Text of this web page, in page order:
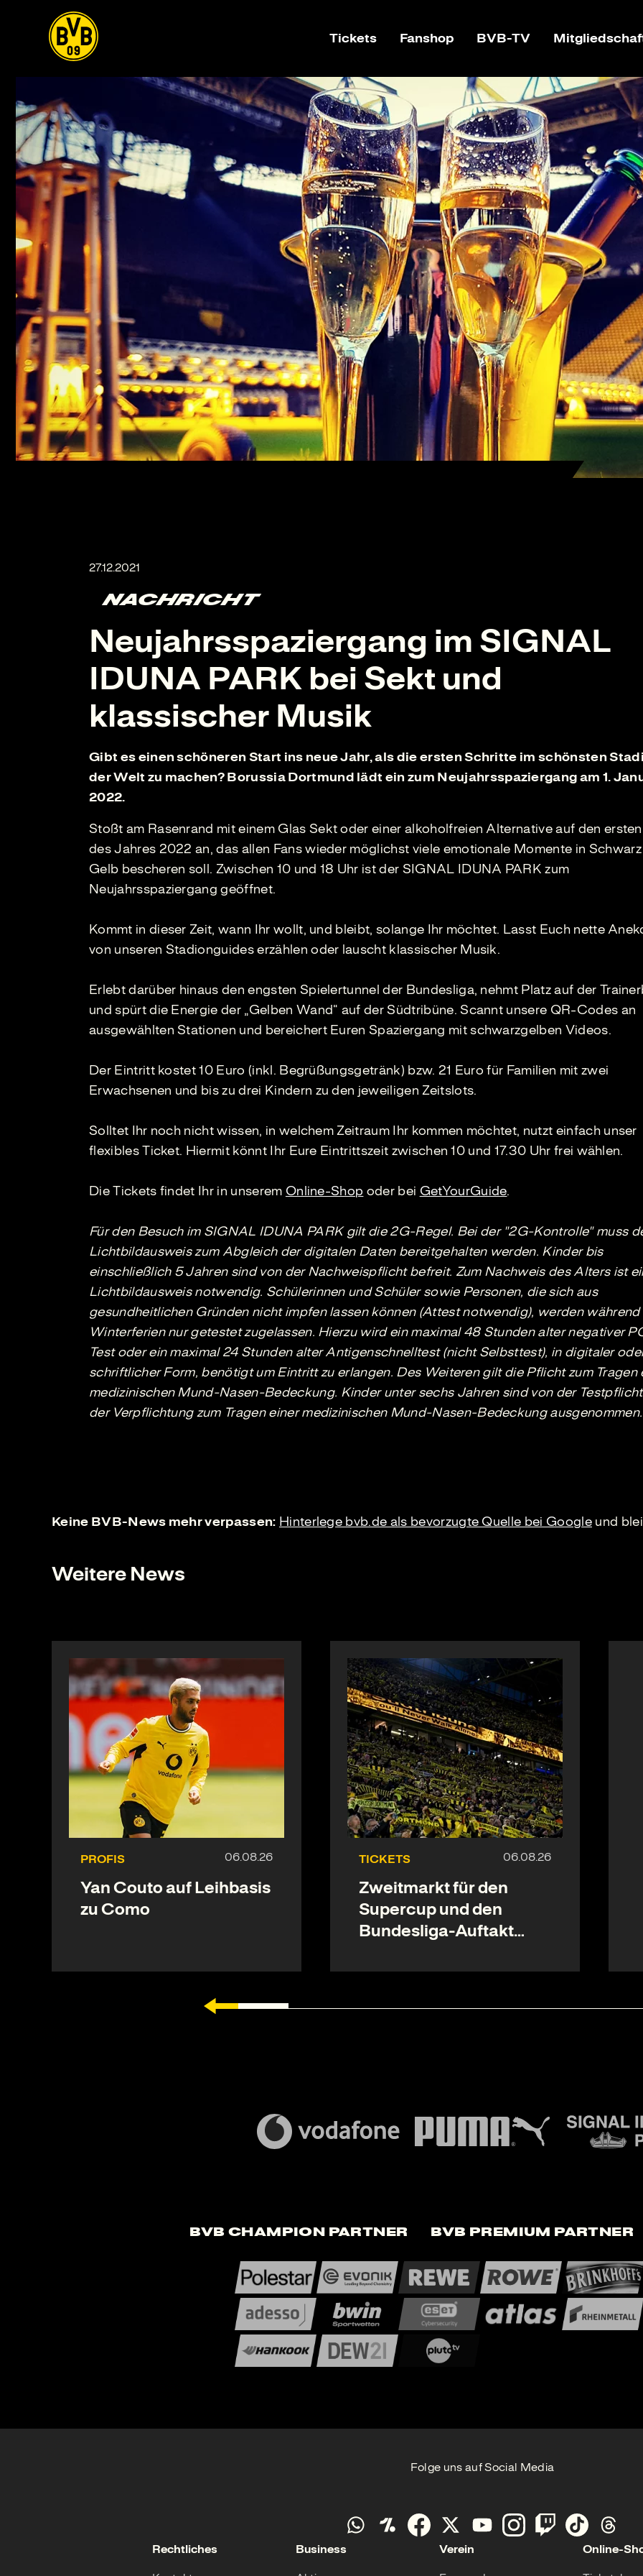
Tickets Fanshop BVB-TV
NACHRICHT
Neujahrsspaziergang im SIGNAL
IDUNA PARK bei Sekt und
klassischer Musik
Gibt es einen schöneren Start ins neue Jahr, als die ersten Schritte im schönsten
der Welt zu machen? Borussia Dortmund lädt ein zum Neujahrsspaziergang am 1.
2022.
Stoßt am Rasenrand mit einem Glas Sekt oder einer alkoholfreien Alternative auf den ersten
des Jahres 2022 an, das allen Fans wieder möglichst viele emotionale Momente in
Gelb bescheren soll. Zwischen 10 und 18 Uhr ist der SIGNAL IDUNA PARK zum
Neujahrsspaziergang geöffnet.
Kommt in dieser Zeit, wann Ihr wollt, und bleibt, solange Ihr möchtet. Lasst Euch nette
von unseren Stadionguides erzählen oder lauscht klassischer Musik.
Erlebt darüber hinaus den engsten Spielertunnel der Bundesliga, nehmt Platz auf der
und spürt die Energie der „Gelben Wand“ auf der Südtribüne. Scannt unsere QR-Codes an
ausgewählten Stationen und bereichert Euren Spaziergang mit schwarzgelben Videos.
Der Eintritt kostet 10 Euro (inkl. Begrüßungsgetränk) bzw. 21 Euro für Familien mit zwei
Erwachsenen und bis zu drei Kindern zu den jeweiligen Zeitslots.
Solltet Ihr noch nicht wissen, in welchem Zeitraum Ihr kommen möchtet, nutzt einfach unser
flexibles Ticket. Hiermit könnt Ihr Eure Eintrittszeit zwischen 10 und 17.30 Uhr frei wählen.
Die Tickets findet Ihr in unserem Online-Shop oder bei GetYourGuide.
Für den Besuch im SIGNAL IDUNA PARK gilt die 2G-Regel. Bei der "2G-Kontrolle" muss
Lichtbildausweis zum Abgleich der digitalen Daten bereitgehalten werden. Kinder bis
einschließlich 5 Jahren sind von der Nachweispflicht befreit. Zum Nachweis des Alters ist
Lichtbildausweis notwendig. Schülerinnen und Schüler sowie Personen, die sich aus
gesundheitlichen Gründen nicht impfen lassen können (Attest notwendig), werden während
Winterferien nur getestet zugelassen. Hierzu wird ein maximal 48 Stunden alter negativer
Test oder ein maximal 24 Stunden alter Antigenschnelltest (nicht Selbsttest), in digitaler
schriftlicher Form, benötigt um Eintritt zu erlangen. Des Weiteren gilt die Pflicht zum Tragen
medizinischen Mund-Nasen-Bedeckung. Kinder unter sechs Jahren sind von der
der Verpflichtung zum Tragen einer medizinischen Mund-Nasen-Bedeckung ausgenommen.
Keine BVB-News mehr verpassen: Hinterlege bvb.de als bevorzugte Quelle bei Googleund
Weitere News
PROFIS
Yan Couto auf Leihbasis
zu Como
TICKETS
Zweitmarkt für den
Supercup und den
Bundesliga-Auftakt
BVB Champion Partner BVB Premium Partner
Folge uns auf Social Media
Rechtliches
Business
Verein
Online-